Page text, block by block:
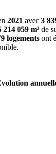
2021 avec 3
214 059 m² de
logements ont